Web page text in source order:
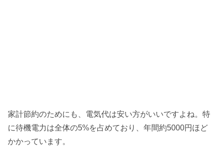
家計節約のためにも、電気代は安い方がいいですよね。特
に待機電力は全体の5%を占めており、年間約5000円ほど
かかっています。